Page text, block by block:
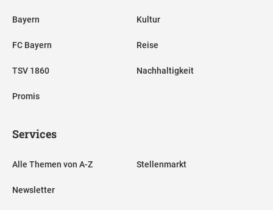
Bayern
FC Bayern
TSV 1860
Promis
Kultur
Reise
Nachhaltigkeit
Services
Alle Themen von A-Z
Newsletter
Stellenmarkt